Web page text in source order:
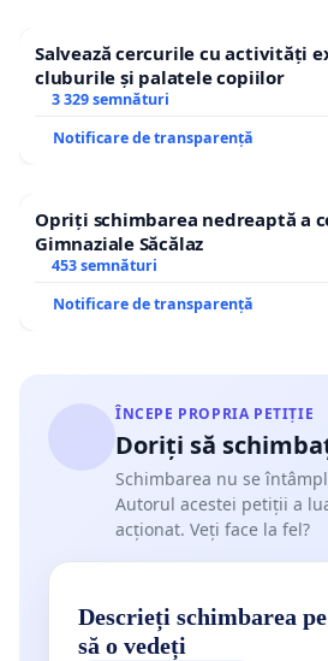
Salvează cercurile cu activități
cluburile și palatele copiilor
3 329 semnături
Notificare de transparență
Opriți schimbarea nedreaptă a
Gimnaziale Săcălaz
453 semnături
Notificare de transparență
ÎNCEPE PROPRIA PETIȚIE
Doriți să
Schimbarea nu se
Autorul acestei petiții a
acționat. Veți face la fel?
Descrieți schimbarea
să o vedeți